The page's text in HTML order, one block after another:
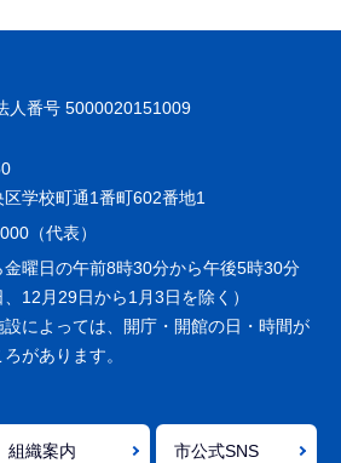
人番号 5000020151009
区学校町通1番町602番地1
（代表）
金曜日の午前8時30分から午後5時30分
、12月29日から1月3日を除く）
によっては、開庁・開館の日・時間が
があります。
組織案内 市公式SNS